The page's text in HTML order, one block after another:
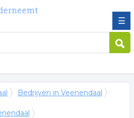
☰
Bedrijven in Veenendaal